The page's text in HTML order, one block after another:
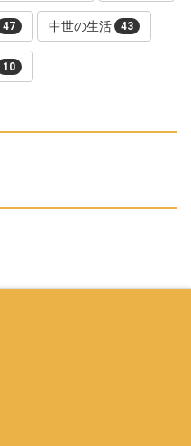
47 中世の生活 43
10